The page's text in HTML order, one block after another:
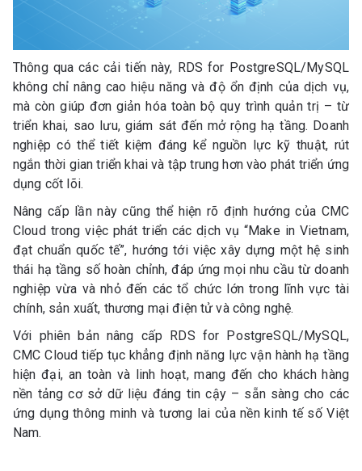
Thông qua các cải tiến này, RDS for PostgreSQL/MySQL
không chỉ nâng cao hiệu năng và độ ổn định của dịch vụ,
mà còn giúp đơn giản hóa toàn bộ quy trình quản trị – từ
triển khai, sao lưu, giám sát đến mở rộng hạ tầng. Doanh
nghiệp có thể tiết kiệm đáng kể nguồn lực kỹ thuật, rút
ngắn thời gian triển khai và tập trung hơn vào phát triển ứng
dụng cốt lõi.
Nâng cấp lần này cũng thể hiện rõ định hướng của CMC
Cloud trong việc phát triển các dịch vụ “Make in Vietnam,
đạt chuẩn quốc tế”, hướng tới việc xây dựng một hệ sinh
thái hạ tầng số hoàn chỉnh, đáp ứng mọi nhu cầu từ doanh
nghiệp vừa và nhỏ đến các tổ chức lớn trong lĩnh vực tài
chính, sản xuất, thương mại điện tử và công nghệ.
Với phiên bản nâng cấp RDS for PostgreSQL/MySQL,
CMC Cloud tiếp tục khẳng định năng lực vận hành hạ tầng
hiện đại, an toàn và linh hoạt, mang đến cho khách hàng
nền tảng cơ sở dữ liệu đáng tin cậy – sẵn sàng cho các
ứng dụng thông minh và tương lai của nền kinh tế số Việt
Nam.